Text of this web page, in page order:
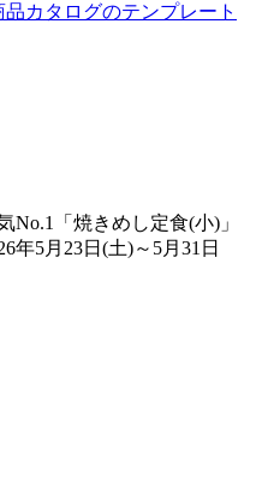
カタログのテンプレート
No.1「焼きめし定食(小)」
年5月23日(土)～5月31日